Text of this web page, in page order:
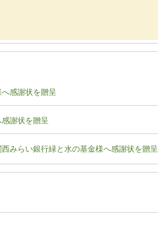
感謝状を贈呈
謝状を贈呈
みらい銀行緑と水の基金様へ感謝状を贈呈